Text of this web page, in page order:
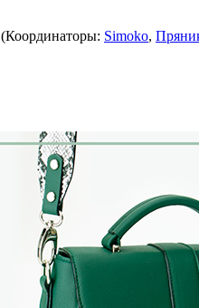
(Координаторы: Simoko,